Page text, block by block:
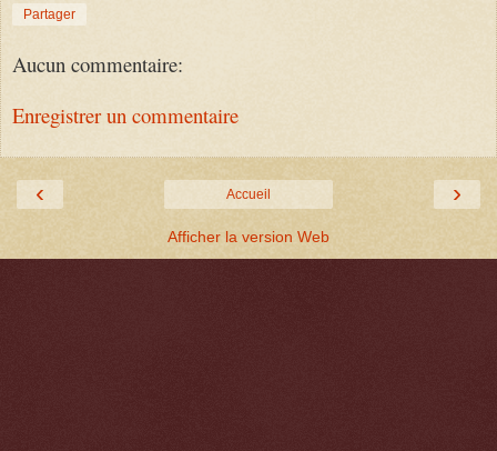
Partager
Aucun commentaire:
Enregistrer un commentaire
‹ ›
Accueil
Afficher la version Web